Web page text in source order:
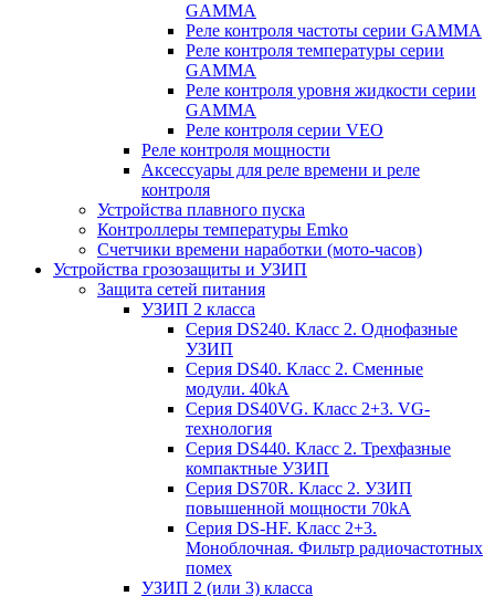
GAMMA
Реле контроля частоты серии GAMMA
Реле контроля температуры серии
GAMMA
Реле контроля уровня жидкости серии
GAMMA
Реле контроля серии VEO
Реле контроля мощности
Аксессуары для реле времени и реле
контроля
Устройства плавного пуска
Контроллеры температуры Emko
Счетчики времени наработки (мото-часов)
Устройства грозозащиты и УЗИП
Защита сетей питания
УЗИП 2 класса
Серия DS240. Класс 2. Однофазные
УЗИП
Серия DS40. Класс 2. Сменные
модули. 40kA
Серия DS40VG. Класс 2+3. VG-
технология
Серия DS440. Класс 2. Трехфазные
компактные УЗИП
Серия DS70R. Класс 2. УЗИП
повышенной мощности 70kA
Серия DS-HF. Класс 2+3.
Моноблочная. Фильтр радиочастотных
помех
УЗИП 2 (или 3) класса